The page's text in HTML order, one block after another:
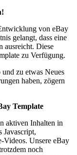
von eBay
gelangt, dass eine
ausreicht. Diese
zu Verfügung.
zu etwas Neues
haben, zögern
Template
aktiven Inhalten in
Javascript,
Videos. Unsere eBay
noch